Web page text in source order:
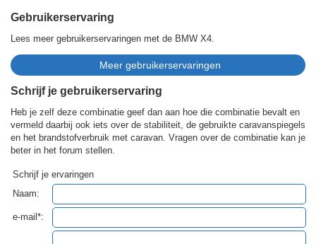
Gebruikerservaring
Lees meer gebruikerservaringen met de BMW X4.
Schrijf je gebruikerservaring
Heb je zelf deze combinatie geef dan aan hoe die combinatie bevalt en
vermeld daarbij ook iets over de stabiliteit, de gebruikte caravanspiegels
en het brandstofverbruik met caravan. Vragen over de combinatie kan je
beter in het forum stellen.
Schrijf je ervaringen
Naam:
e-mail*: